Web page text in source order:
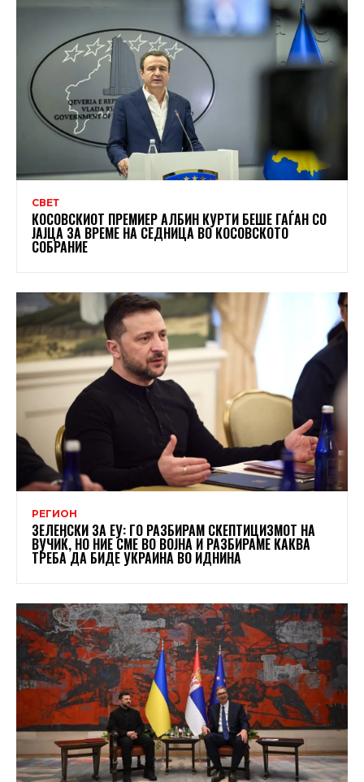
СВЕТ
КОСОВСКИОТ ПРЕМИЕР АЛБИН КУРТИ БЕШЕ ГАЃАН СО
ЈАЈЦА ЗА ВРЕМЕ НА СЕДНИЦА ВО КОСОВСКОТО
СОБРАНИЕ
РЕГИОН
ЗЕЛЕНСКИ ЗА ЕУ: ГО РАЗБИРАМ СКЕПТИЦИЗМОТ НА
ВУЧИЌ, НО НИЕ СМЕ ВО ВОЈНА И РАЗБИРАМЕ КАКВА
ТРЕБА ДА БИДЕ УКРАИНА ВО ИДНИНА